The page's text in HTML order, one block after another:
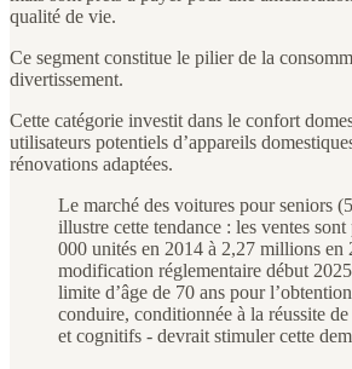
qualité de vie.
Ce segment constitue le pilier de la
divertissement.
Cette catégorie investit dans le confort
utilisateurs potentiels d’appareils
rénovations adaptées.
Le marché des voitures pour seniors
illustre cette tendance : les ventes sont
000 unités en 2014 à 2,27 millions en
modification réglementaire début
limite d’âge de 70 ans pour
conduire, conditionnée à la réussite
et cognitifs - devrait stimuler cette